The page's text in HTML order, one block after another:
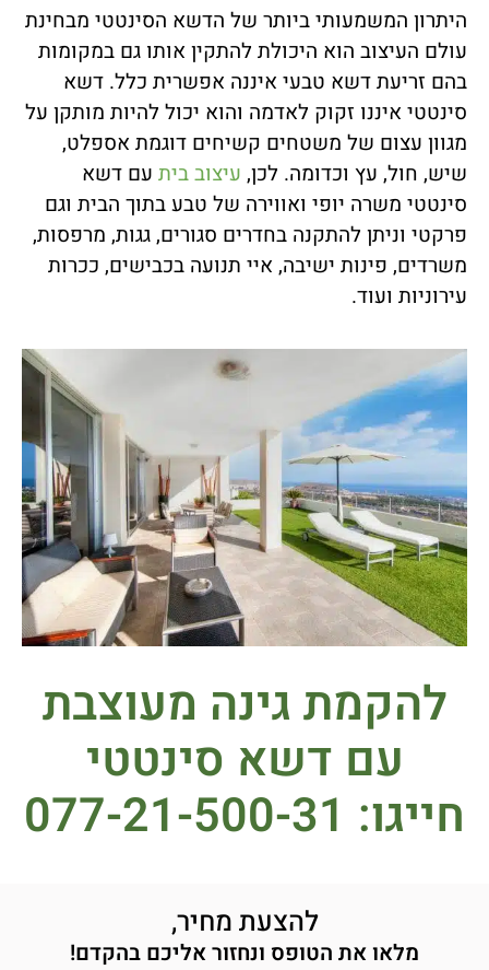
היתרון המשמעותי ביותר של הדשא הסינטטי מבחינת
עולם העיצוב הוא היכולת להתקין אותו גם במקומות
בהם זריעת דשא טבעי איננה אפשרית כלל. דשא
סינטטי איננו זקוק לאדמה והוא יכול להיות מותקן על
מגוון עצום של משטחים קשיחים דוגמת אספלט,
שיש, חול, עץ וכדומה. לכן, עיצוב בית עם דשא
סינטטי משרה יופי ואווירה של טבע בתוך הבית וגם
פרקטי וניתן להתקנה בחדרים סגורים, גגות, מרפסות,
משרדים, פינות ישיבה, איי תנועה בכבישים, ככרות
עירוניות ועוד.
להקמת גינה מעוצבת
עם דשא סינטטי
חייגו: 077-21-500-31
להצעת מחיר,
מלאו את הטופס ונחזור אליכם בהקדם!